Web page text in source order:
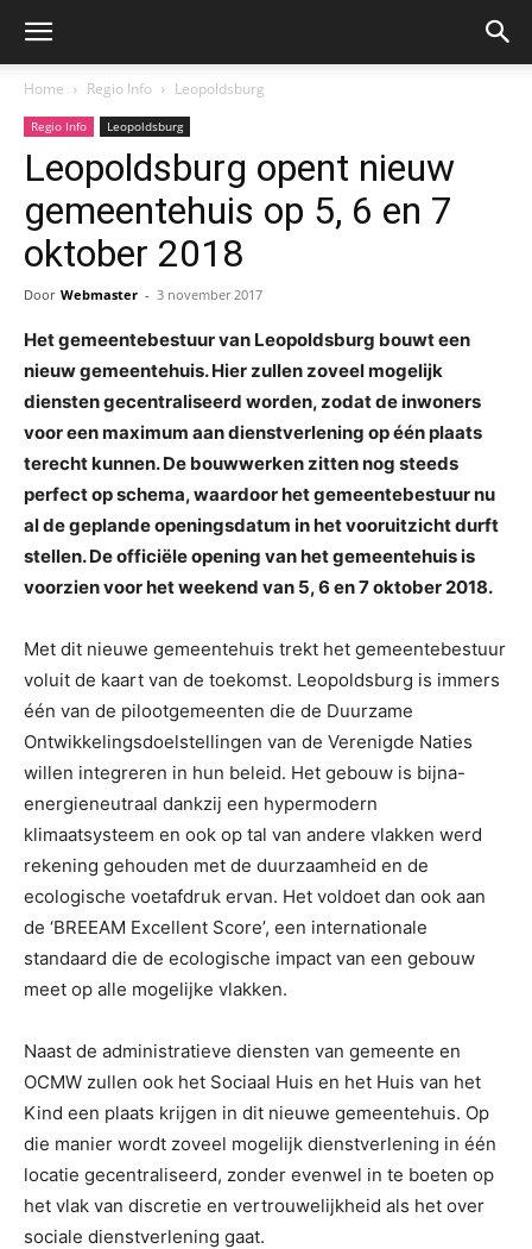
Home Regio Info Leopoldsburg
Regio Info Leopoldsburg
Leopoldsburg opent nieuw
gemeentehuis op 5, 6 en 7
oktober 2018
Door Webmaster - 3 november 2017
Het gemeentebestuur van Leopoldsburg bouwt een
nieuw gemeentehuis. Hier zullen zoveel mogelijk
diensten gecentraliseerd worden, zodat de inwoners
voor een maximum aan dienstverlening op één plaats
terecht kunnen. De bouwwerken zitten nog steeds
perfect op schema, waardoor het gemeentebestuur nu
al de geplande openingsdatum in het vooruitzicht durft
stellen. De officiële opening van het gemeentehuis is
voorzien voor het weekend van 5, 6 en 7 oktober 2018.
Met dit nieuwe gemeentehuis trekt het gemeentebestuur
voluit de kaart van de toekomst. Leopoldsburg is immers
één van de pilootgemeenten die de Duurzame
Ontwikkelingsdoelstellingen van de Verenigde Naties
willen integreren in hun beleid. Het gebouw is bijna-
energieneutraal dankzij een hypermodern
klimaatsysteem en ook op tal van andere vlakken werd
rekening gehouden met de duurzaamheid en de
ecologische voetafdruk ervan. Het voldoet dan ook aan
de ‘BREEAM Excellent Score’, een internationale
standaard die de ecologische impact van een gebouw
meet op alle mogelijke vlakken.
Naast de administratieve diensten van gemeente en
OCMW zullen ook het Sociaal Huis en het Huis van het
Kind een plaats krijgen in dit nieuwe gemeentehuis. Op
die manier wordt zoveel mogelijk dienstverlening in één
locatie gecentraliseerd, zonder evenwel in te boeten op
het vlak van discretie en vertrouwelijkheid als het over
sociale dienstverlening gaat.